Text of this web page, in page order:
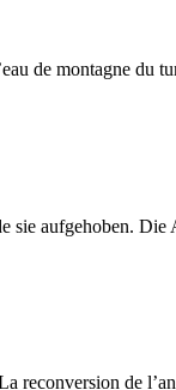
de montagne du
aufgehoben.
reconversion de